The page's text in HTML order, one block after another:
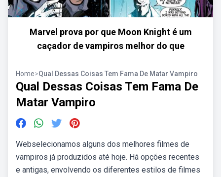
Marvel prova por que Moon Knight é um
caçador de vampiros melhor do que
Home>Qual Dessas Coisas Tem Fama De Matar Vampiro
Qual Dessas Coisas Tem Fama De
Matar Vampiro
Webselecionamos alguns dos melhores filmes de
vampiros já produzidos até hoje. Há opções recentes
e antigas, envolvendo os diferentes estilos de filmes